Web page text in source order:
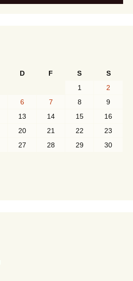
D F S
S
1
2
6 7 8
9
13 14 15
16
20 21 22
23
27 28 29
30